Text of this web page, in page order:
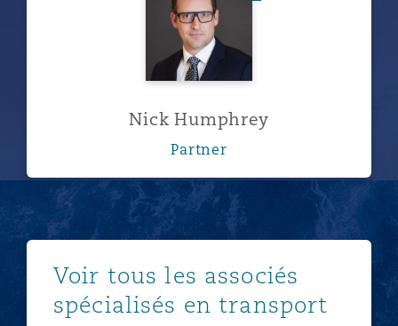
Nick Humphrey
Partner
Voir tous les associés
spécialisés en transport